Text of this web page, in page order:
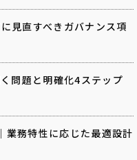
見直すべきガバナンス項
問題と明確化4ステップ
業務特性に応じた最適設計